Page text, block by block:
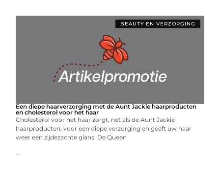
BEAUTY EN VERZORGING
Een diepe haarverzorging met de Aunt Jackie haarproducten
en cholesterol voor het haar
Cholesterol voor het haar zorgt, net als de Aunt Jackie
haarproducten, voor een diepe verzorging en geeft uw haar
weer een zijdezachte glans. De Queen
...